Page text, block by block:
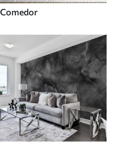
Comedor